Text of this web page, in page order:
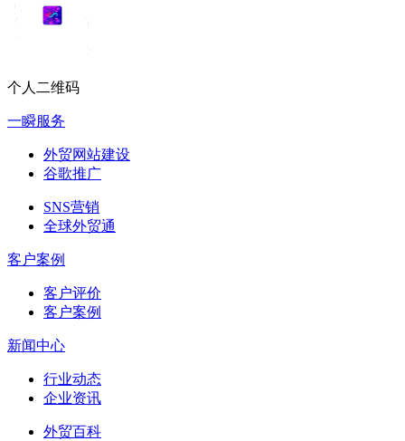
个人二维码
一瞬服务
外贸网站建设
谷歌推广
SNS营销
全球外贸通
客户案例
客户评价
客户案例
新闻中心
行业动态
企业资讯
外贸百科